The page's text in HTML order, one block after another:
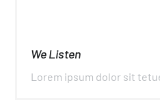
We Listen
Lorem ipsum dolor sit